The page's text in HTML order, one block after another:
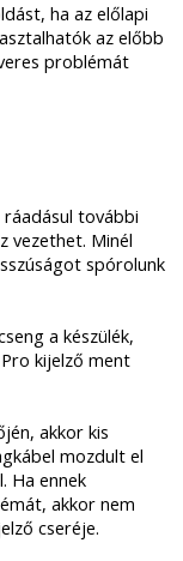
ha az előlapi
az előbb
problémát
további
vezethet. Minél
spórolunk
a készülék,
kijelző ment
akkor kis
mozdult el
Ha ennek
akkor nem
cseréje.